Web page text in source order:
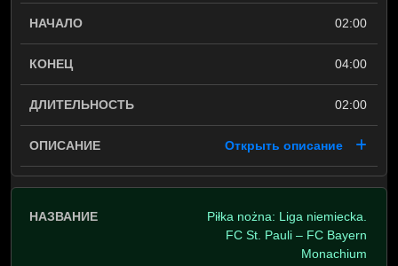
02:00
04:00
02:00
Открыть описание
Piłka nożna: Liga niemiecka.
FC St. Pauli – FC Bayern
Monachium